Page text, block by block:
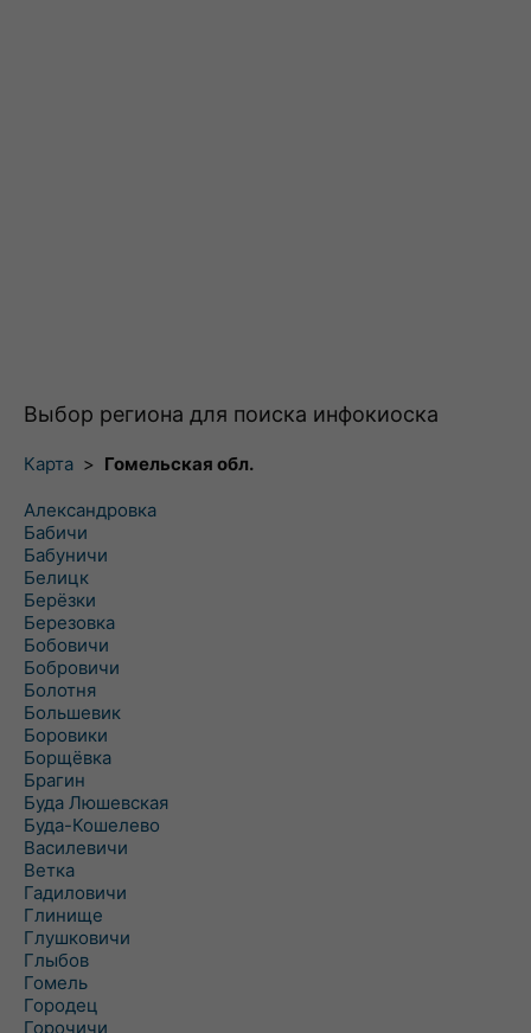
Выбор региона для поиска инфокиоска
Карта > Гомельская обл.
Александровка
Бабичи
Бабуничи
Белицк
Берёзки
Березовка
Бобовичи
Бобровичи
Болотня
Большевик
Боровики
Борщёвка
Брагин
Буда Люшевская
Буда-Кошелево
Василевичи
Ветка
Гадиловичи
Глинище
Глушковичи
Глыбов
Гомель
Городец
Горочичи